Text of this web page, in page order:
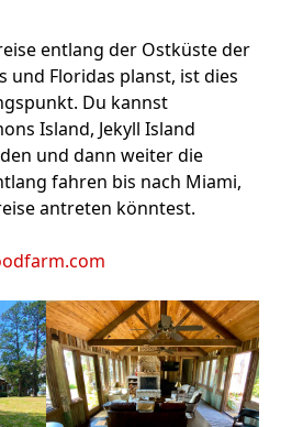
entlang der Ostküste der
und Floridas planst, ist dies
Du kannst
Island, Jekyll Island
und dann weiter die
fahren bis nach Miami,
antreten könntest.